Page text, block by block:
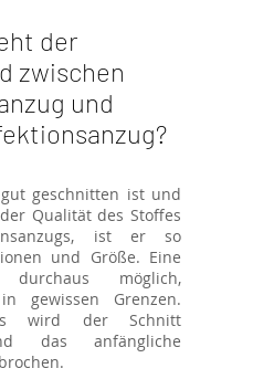
der
zwischen
und
geschnitten ist und
Qualität des Stoffes
ist er so
und Größe. Eine
möglich,
gewissen Grenzen.
wird der Schnitt
das anfängliche